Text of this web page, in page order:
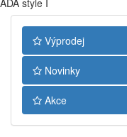
Výprodej
Novinky
Akce